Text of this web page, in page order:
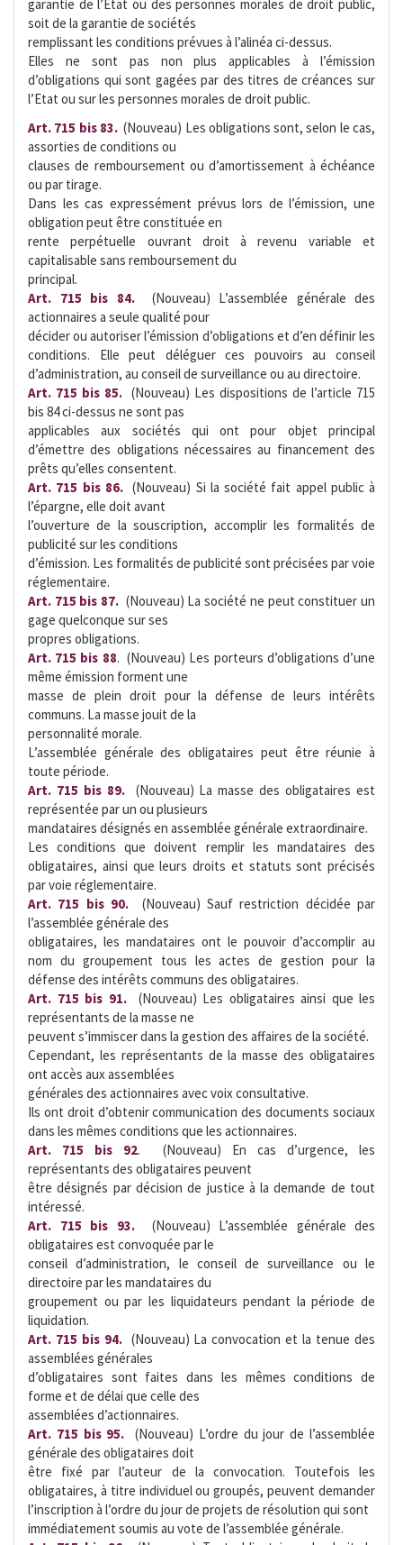
garantie de l’Etat ou des personnes morales de droit public,
soit de la garantie de sociétés
remplissant les conditions prévues à l’alinéa ci-dessus.
Elles ne sont pas non plus applicables à l’émission
d’obligations qui sont gagées par des titres de créances sur
l’Etat ou sur les personnes morales de droit public.
Art. 715 bis 83. (Nouveau) Les obligations sont, selon le cas,
assorties de conditions ou
clauses de remboursement ou d’amortissement à échéance
ou par tirage.
Dans les cas expressément prévus lors de l’émission, une
obligation peut être constituée en
rente perpétuelle ouvrant droit à revenu variable et
capitalisable sans remboursement du
principal.
Art. 715 bis 84. (Nouveau) L’assemblée générale des
actionnaires a seule qualité pour
décider ou autoriser l’émission d’obligations et d’en définir les
conditions. Elle peut déléguer ces pouvoirs au conseil
d’administration, au conseil de surveillance ou au directoire.
Art. 715 bis 85.  (Nouveau) Les dispositions de l’article 715
bis 84 ci-dessus ne sont pas
applicables aux sociétés qui ont pour objet principal
d’émettre des obligations nécessaires au financement des
prêts qu’elles consentent.
Art. 715 bis 86. (Nouveau) Si la société fait appel public à
l’épargne, elle doit avant
l’ouverture de la souscription, accomplir les formalités de
publicité sur les conditions
d’émission. Les formalités de publicité sont précisées par voie
réglementaire.
Art. 715 bis 87.  (Nouveau) La société ne peut constituer un
gage quelconque sur ses
propres obligations.
Art. 715 bis 88.  (Nouveau) Les porteurs d’obligations d’une
même émission forment une
masse de plein droit pour la défense de leurs intérêts
communs. La masse jouit de la
personnalité morale.
L’assemblée générale des obligataires peut être réunie à
toute période.
Art. 715 bis 89. (Nouveau) La masse des obligataires est
représentée par un ou plusieurs
mandataires désignés en assemblée générale extraordinaire.
Les conditions que doivent remplir les mandataires des
obligataires, ainsi que leurs droits et statuts sont précisés
par voie réglementaire.
Art. 715 bis 90.  (Nouveau) Sauf restriction décidée par
l’assemblée générale des
obligataires, les mandataires ont le pouvoir d’accomplir au
nom du groupement tous les actes de gestion pour la
défense des intérêts communs des obligataires.
Art. 715 bis 91. (Nouveau) Les obligataires ainsi que les
représentants de la masse ne
peuvent s’immiscer dans la gestion des affaires de la société.
Cependant, les représentants de la masse des obligataires
ont accès aux assemblées
générales des actionnaires avec voix consultative.
Ils ont droit d’obtenir communication des documents sociaux
dans les mêmes conditions que les actionnaires.
Art. 715 bis 92.  (Nouveau) En cas d’urgence, les
représentants des obligataires peuvent
être désignés par décision de justice à la demande de tout
intéressé.
Art. 715 bis 93. 
(Nouveau) L’assemblée générale des
obligataires est convoquée par le
conseil d’administration, le conseil de surveillance ou le
directoire par les mandataires du
groupement ou par les liquidateurs pendant la période de
liquidation.
Art. 715 bis 94. (Nouveau) La convocation et la tenue des
assemblées générales
d’obligataires sont faites dans les mêmes conditions de
forme et de délai que celle des
assemblées d’actionnaires.
Art. 715 bis 95.  (Nouveau) L’ordre du jour de l’assemblée
générale des obligataires doit
être fixé par l’auteur de la convocation. Toutefois les
obligataires, à titre individuel ou groupés, peuvent demander
l’inscription à l’ordre du jour de projets de résolution qui sont
immédiatement soumis au vote de l’assemblée générale.